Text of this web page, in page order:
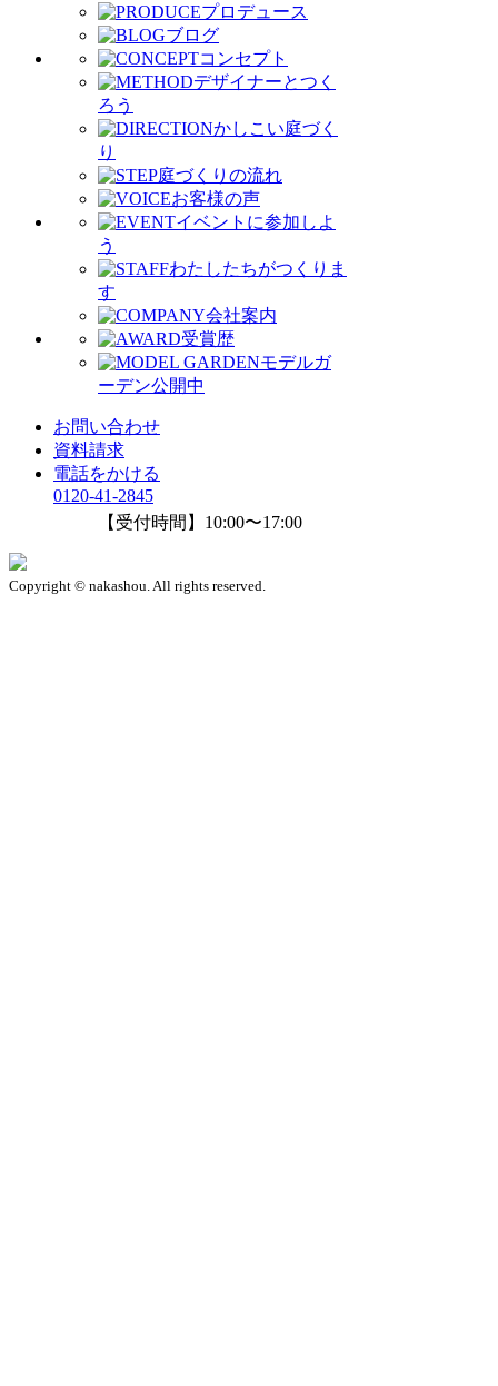
プロデュース
ブログ
コンセプト
デザイナーとつく
ろう
かしこい庭づく
り
庭づくりの流れ
お客様の声
イベントに参加しよ
う
わたしたちがつくりま
す
会社案内
受賞歴
モデルガ
ーデン公開中
お問い合わせ
資料請求
電話をかける
0120-41-2845
【受付時間】10:00〜17:00
Copyright © nakashou. All rights reserved.